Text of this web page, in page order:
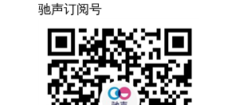
驰声订阅号